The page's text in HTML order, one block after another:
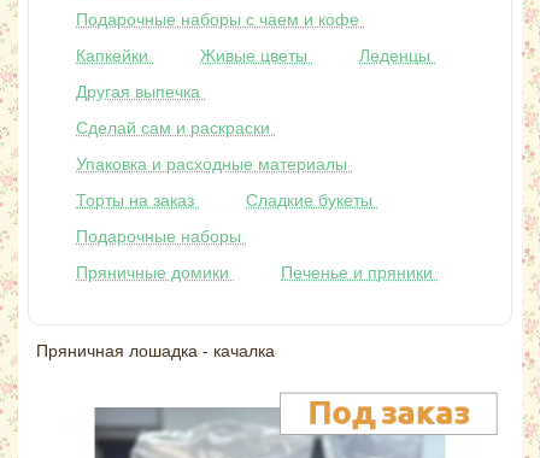
Подарочные наборы с чаем и кофе
Капкейки
Живые цветы
Леденцы
Другая выпечка
Сделай сам и раскраски
Упаковка и расходные материалы
Торты на заказ
Сладкие букеты
Подарочные наборы
Пряничные домики
Печенье и пряники
Пряничная лошадка - качалка